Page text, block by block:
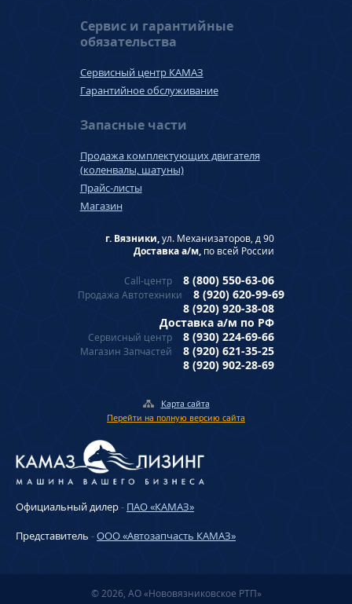
Сервис и гарантийные
обязательства
Сервисный центр КАМАЗ
Гарантийное обслуживание
Запасные части
Продажа комплектующих двигателя
(коленвалы, шатуны)
Прайс-листы
Магазин
г. Вязники,ул. Механизаторов, д 90
Доставка а/м, по всей России
Call-центр 8 (800) 550-63-06
Продажа Автотехники
8 (920) 620-99-69
8 (920) 920-38-08
Доставка а/м по РФ
Сервисный центр 8 (930) 224-69-66
Магазин Запчастей
8 (920) 621-35-25
8 (920) 902-28-69
Карта сайта
Перейти на полную версию сайта
Официальный дилер- ПАО «КАМАЗ»
Представитель -ООО «Автозапчасть КАМАЗ»
© 2026, АО «Нововязниковское РТП»